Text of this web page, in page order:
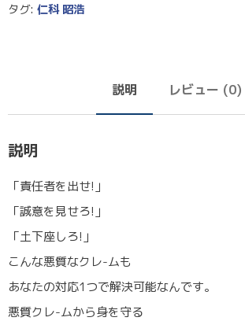
タグ: 仁科 昭浩
説明 レビュー (0)
説明
「責任者を出せ!」
「誠意を見せろ!」
「土下座しろ!」
こんな悪質なクレ-ムも
あなたの対応1つで解決可能なんです。
悪質クレ-ムから身を守る